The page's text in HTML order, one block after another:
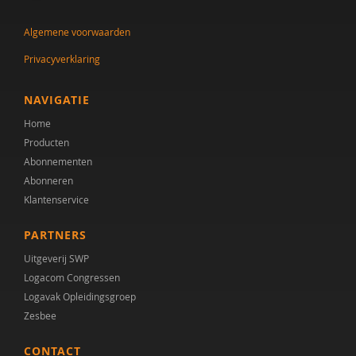
Algemene voorwaarden
Privacyverklaring
NAVIGATIE
Home
Producten
Abonnementen
Abonneren
Klantenservice
PARTNERS
Uitgeverij SWP
Logacom Congressen
Logavak Opleidingsgroep
Zesbee
CONTACT